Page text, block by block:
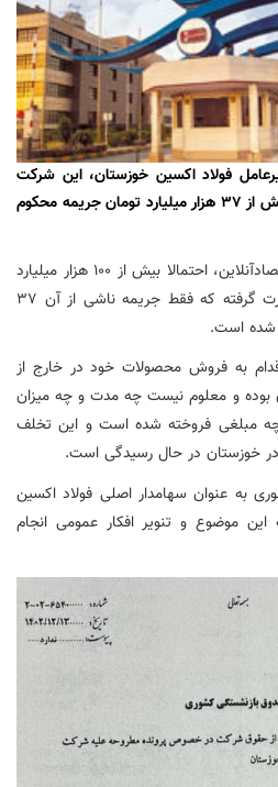
فولاد اکسین خوزستان، این شرکت
بخاطر تخلفات صورت گرفته به بیش از 37 هزار میلیارد تومان جریمه محکوم
به گزارش خبرخونه به نقل از اقتصادآنلاین، احتمالا بیش از 100 هزار میلیارد
تومان تخلف در این پرونده صورت گرفته که فقط جریمه ناشی از آن 37
شده است.
به فروش محصولات خود در خارج از
بوده و معلوم نیست چه مدت و چه میزان
چه مبلغی فروخته شده است و این تخلف
خوزستان در حال رسیدگی است.
به عنوان سهامدار اصلی فولاد اکسین
موضوع و تنویر افکار عمومی انجام